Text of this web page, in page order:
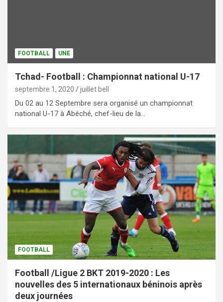
FOOTBALL UNE
Tchad- Football : Championnat national U-17
septembre 1, 2020 juillet bell
Du 02 au 12 Septembre sera organisé un championnat
national U-17 à Abéché, chef-lieu de la…
FOOTBALL
Football /Ligue 2 BKT 2019-2020 : Les
nouvelles des 5 internationaux béninois après
deux journées